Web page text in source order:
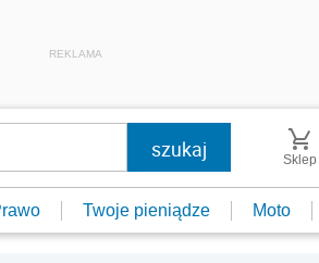
REKLAMA
Sklep
Twoje pieniądze Moto